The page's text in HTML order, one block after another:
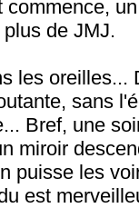
commence,
de JMJ.
les oreilles...
sans
Bref, une
miroir
puisse les
est